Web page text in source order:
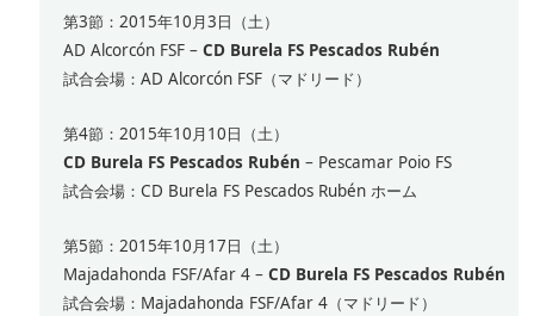
第3節：2015年10月3日（土）
AD Alcorcón FSF –CD Burela FS Pescados Rubén
試合会場：AD Alcorcón FSF（マドリード）
第4節：2015年10月10日（土）
CD Burela FS Pescados Rubén – Pescamar Poio FS
試合会場：CD Burela FS Pescados Rubén ホーム
第5節：2015年10月17日（土）
Majadahonda FSF/Afar 4 –CD Burela FS Pescados Rubén
試合会場：Majadahonda FSF/Afar 4（マドリード）